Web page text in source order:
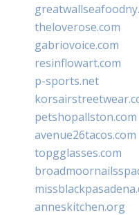
theloverose.com
gabriovoice.com
resinflowart.com
p-sports.net
petshopallston.com
avenue26tacos.com
topgglasses.com
anneskitchen.org